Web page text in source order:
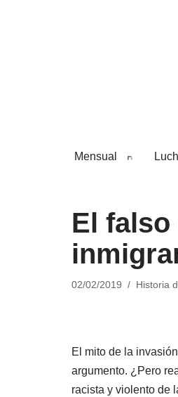
Mensual
El
02/02/2019 Historia
El mito de la
argumento. ¿Pero
racista y violento de